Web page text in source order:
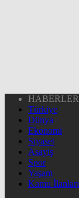
HABERLER
Türkiye
Dünya
Ekonomi
Siyaset
Asayiş
Spor
Yaşam
Kamu İlanları